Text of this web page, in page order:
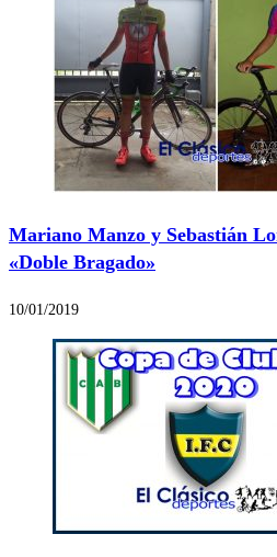
Mariano Manzo y Sebastián
«Doble Bragado»
10/01/2019